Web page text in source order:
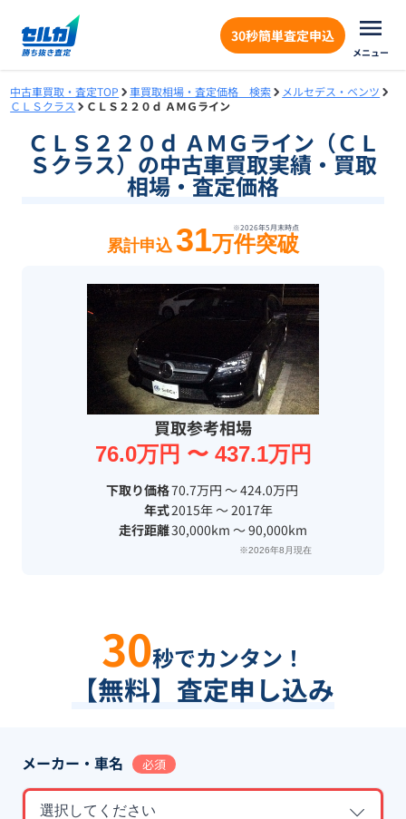
30秒簡単査定申込
メニュー
中古車買取・査定TOP 車買取相場・査定価格 検索
メルセデス・ベンツ
ＣＬＳクラス
ＣＬＳ２２０ｄ ＡＭＧライン
ＣＬＳ２２０ｄ ＡＭＧライン（ＣＬ
Ｓクラス）の中古車買取実績・買取
相場・査定価格
※2026年5月末時点
累計申込 31万件突破
買取参考相場
76.0万円 〜 437.1万円
下取り価格70.7万円 〜 424.0万円
年式2015年 〜 2017年
走行距離30,000km 〜 90,000km
※2026年8月現在
30秒でカンタン！
【無料】査定申し込み
メーカー・車名 必須
選択してください